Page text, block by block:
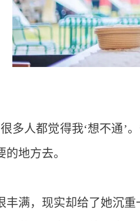
多人都觉得我‘想不通’
的地方去。
丰满，现实却给了她沉